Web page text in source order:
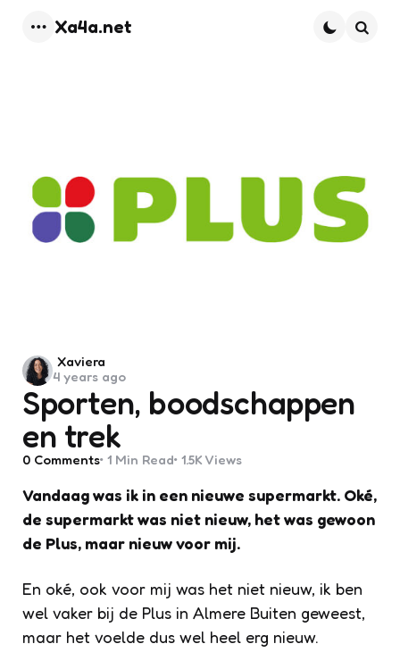
Xa4a.net
Sporten, boodschappen
en trek
Posted
by
Xaviera
4 years ago
0 Comments 1 Min Read 1.5K Views
Vandaag was ik in een nieuwe supermarkt. Oké,
de supermarkt was niet nieuw, het was gewoon
de Plus, maar nieuw voor mij.
En oké, ook voor mij was het niet nieuw, ik ben
wel vaker bij de Plus in Almere Buiten geweest,
maar het voelde dus wel heel erg nieuw.